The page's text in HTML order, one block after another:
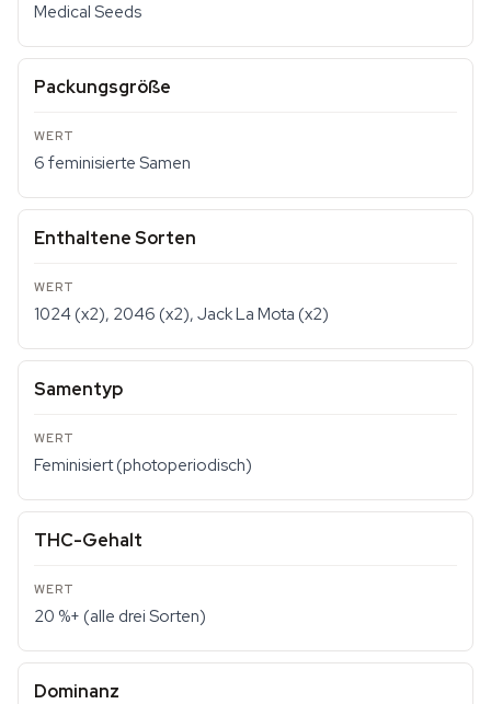
Medical Seeds
Packungsgröße
6 feminisierte Samen
Enthaltene Sorten
1024 (x2), 2046 (x2), Jack La Mota (x2)
Samentyp
Feminisiert (photoperiodisch)
THC-Gehalt
20 %+ (alle drei Sorten)
Dominanz